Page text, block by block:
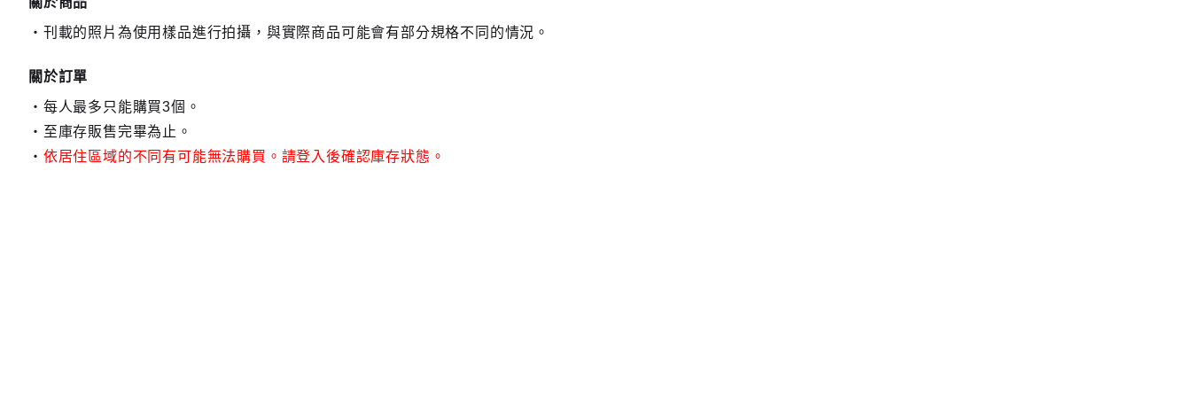
刊載的照片為使用樣品進行拍攝，與實際商品可能會有部分規格不同的情況。
關於訂單
每人最多只能購買3個。
至庫存販售完畢為止。
依居住區域的不同有可能無法購買。請登入後確認庫存狀態。